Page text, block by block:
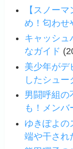
【スノー
め！匂わせ
キャッシュ
なガイド
美少年がデ
したシュ
男闘呼組の
も！メンバ
ゆきぽよの
端や干され